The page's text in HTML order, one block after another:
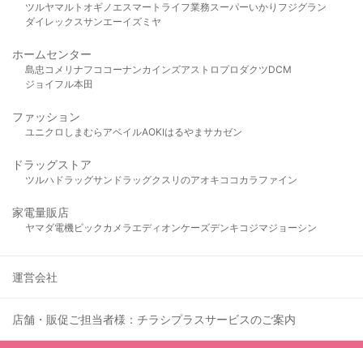
ツルヤマルト オギノ エスマート ライフ業務スーパーいかり フジグラン
ダイレックスサンエーイズミヤ
ホームセンター
島忠 コメリ ナフコ コーナンカインズアストロプロダクツDCM
ジョイフル本田
ファッション
ユニクロ しまむら アベイルAOKIはるやま サカゼン
ドラッグストア
ツルハドラッグサンドラッグクスリのアオキ ココカラファイン
家電量販店
ヤマダ電機ビックカメラ エディオンケーズデンキ コジマジョーシン
運営会社
店舗・販促ご担当者様：チラシプラスサービスのご案内